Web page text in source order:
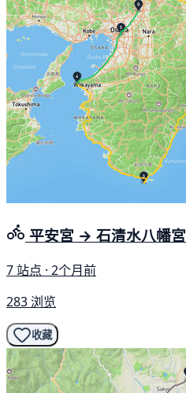
平安宮 → 石清水八幡宮
7 站点 · 2个月前
283 浏览
收藏